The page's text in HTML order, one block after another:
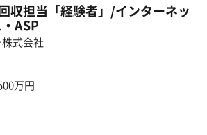
収担当「経験者」/インターネッ
ASP
式会社
万円